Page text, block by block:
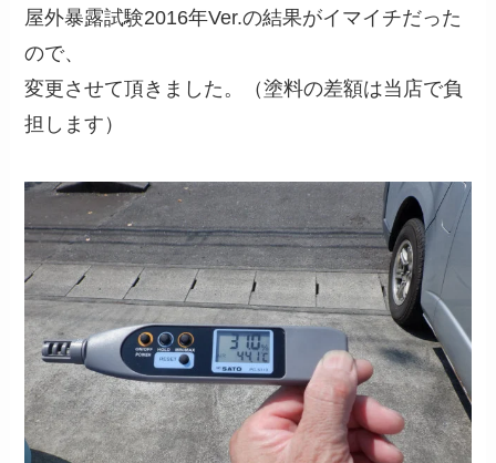
屋外暴露試験2016年Ver.の結果がイマイチだった
ので、
変更させて頂きました。（塗料の差額は当店で負
担します）